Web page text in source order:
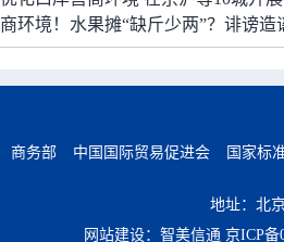
环境！水果摊“缺斤少两”？诽谤造
商务部 中国国际贸易促进会 国家标
地址：北
网站建设：智美信通 京ICP备